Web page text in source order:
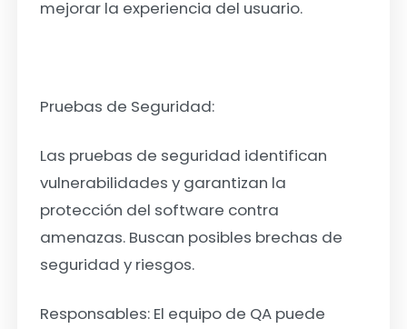
mejorar la experiencia del usuario.
Pruebas de Seguridad:
Las pruebas de seguridad identifican
vulnerabilidades y garantizan la
protección del software contra
amenazas. Buscan posibles brechas de
seguridad y riesgos.
Responsables: El equipo de QA puede